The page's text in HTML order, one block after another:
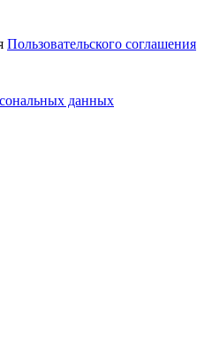
Пользовательского соглашения
данных